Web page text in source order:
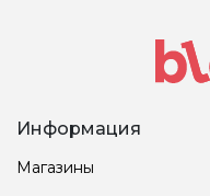
Информация
Магазины